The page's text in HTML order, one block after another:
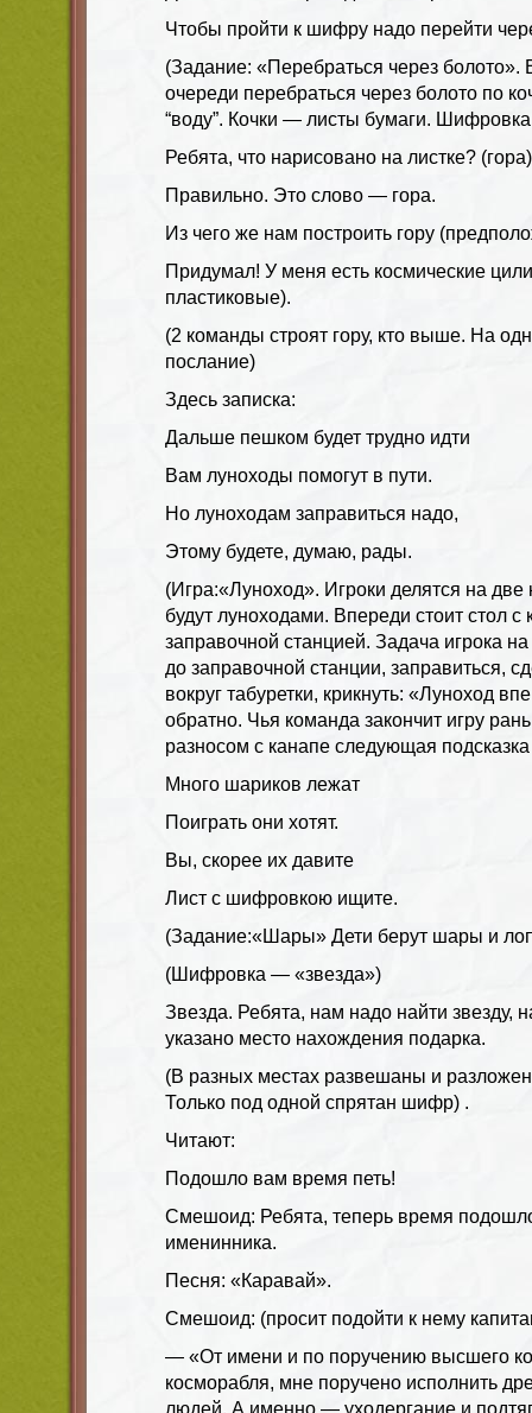
Чтобы пройти к шифру надо перейти
(Задание: «Перебраться через
очереди перебраться через болото по
“воду”. Кочки — листы бумаги.
Ребята, что нарисовано на листке? (гора)
Правильно. Это слово — гора.
Из чего же нам построить гору
Придумал! У меня есть космические
пластиковые).
(2 команды строят гору, кто выше. На
послание)
Здесь записка:
Дальше пешком будет трудно идти
Вам луноходы помогут в пути.
Но луноходам заправиться надо,
Этому будете, думаю, рады.
(Игра:«Луноход». Игроки делятся на
будут луноходами. Впереди стоит стол с
заправочной станцией. Задача игрока
до заправочной станции, заправиться,
вокруг табуретки, крикнуть: «Луноход
обратно. Чья команда закончит игру
разносом с канапе следующая
Много шариков лежат
Поиграть они хотят.
Вы, скорее их давите
Лист с шифровкою ищите.
(Задание:«Шары» Дети берут шары и
(Шифровка — «звезда»)
Звезда. Ребята, нам надо найти звезду,
указано место нахождения подарка.
(В разных местах развешаны и
Только под одной спрятан шифр) .
Читают:
Подошло вам время петь!
Смешоид: Ребята, теперь время
именинника.
Песня: «Каравай».
Смешоид: (просит подойти к нему
— «От имени и по поручению высшего
косморабля, мне поручено исполнить
людей. А именно — уходергание и